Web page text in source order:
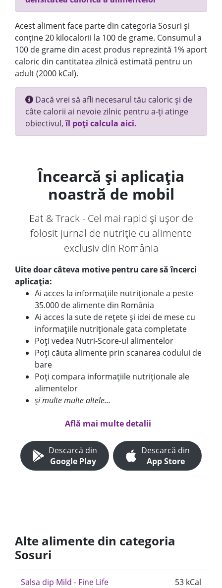
Acest aliment face parte din categoria Sosuri și
conține 20 kilocalorii la 100 de grame. Consumul a
100 de grame din acest produs reprezintă 1% aport
caloric din cantitatea zilnică estimată pentru un
adult (2000 kCal).
Dacă vrei să afli necesarul tău caloric și de
câte calorii ai nevoie zilnic pentru a-ți atinge
obiectivul,îl poți calcula aici.
Încearcă și aplicația
noastră de mobil
Eat & Track - Cel mai rapid și ușor de
folosit jurnal de nutriție cu alimente
exclusiv din România
Uite doar câteva motive pentru care să încerci
aplicația:
Ai acces la informațiile nutriționale a peste
35.000 de alimente din România
Ai acces la sute de rețete și idei de mese cu
informațiile nutriționale gata completate
Poți vedea Nutri-Score-ul alimentelor
Poți căuta alimente prin scanarea codului de
bare
Poți compara informațiile nutriționale ale
alimentelor
și multe multe altele...
Află mai multe detalii
Descarcă din
Google Play
Descarcă din
App Store
Alte alimente din categoria
Sosuri
Salsa dip Mild - Fine Life 53 kCal